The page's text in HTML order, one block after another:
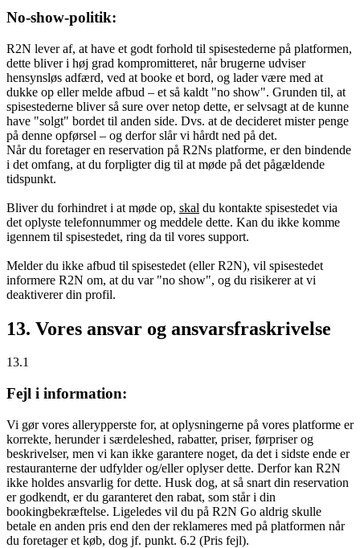
No-show-politik:
R2N lever af, at have et godt forhold til spisestederne på platformen,
dette bliver i høj grad kompromitteret, når brugerne udviser
hensynsløs adfærd, ved at booke et bord, og lader være med at
dukke op eller melde afbud – et så kaldt "no show". Grunden til, at
spisestederne bliver så sure over netop dette, er selvsagt at de kunne
have "solgt" bordet til anden side. Dvs. at de decideret mister penge
på denne opførsel – og derfor slår vi hårdt ned på det.
Når du foretager en reservation på R2Ns platforme, er den bindende
i det omfang, at du forpligter dig til at møde på det pågældende
tidspunkt.
Bliver du forhindret i at møde op, skal du kontakte spisestedet via
det oplyste telefonnummer og meddele dette. Kan du ikke komme
igennem til spisestedet, ring da til vores support.
Melder du ikke afbud til spisestedet (eller R2N), vil spisestedet
informere R2N om, at du var "no show", og du risikerer at vi
deaktiverer din profil.
13. Vores ansvar og ansvarsfraskrivelse
13.1
Fejl i information:
Vi gør vores allerypperste for, at oplysningerne på vores platforme er
korrekte, herunder i særdeleshed, rabatter, priser, førpriser og
beskrivelser, men vi kan ikke garantere noget, da det i sidste ende er
restauranterne der udfylder og/eller oplyser dette. Derfor kan R2N
ikke holdes ansvarlig for dette. Husk dog, at så snart din reservation
er godkendt, er du garanteret den rabat, som står i din
bookingbekræftelse. Ligeledes vil du på R2N Go aldrig skulle
betale en anden pris end den der reklameres med på platformen når
du foretager et køb, dog jf. punkt. 6.2 (Pris fejl).